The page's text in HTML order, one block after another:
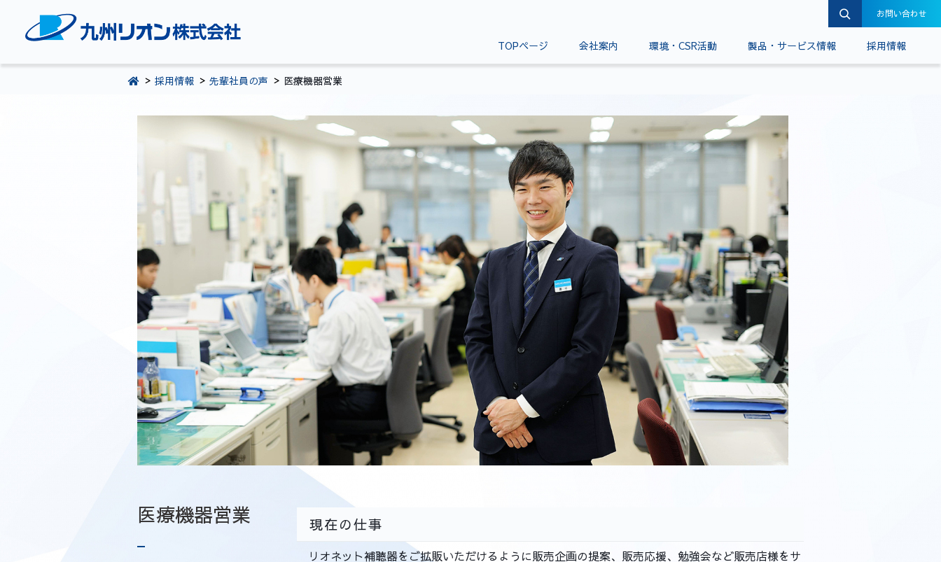
092-281-5361
TOPページ 会社案内 環境・CSR活動 製品・サービス情報 採用情報
お問い合わせ
採用情報 先輩社員の声 医療機器営業
医療機器営業 現在の仕事
リオネット補聴器をご拡販いただけるように販売企画の提案、販売応援、勉強会など販売店様をサ